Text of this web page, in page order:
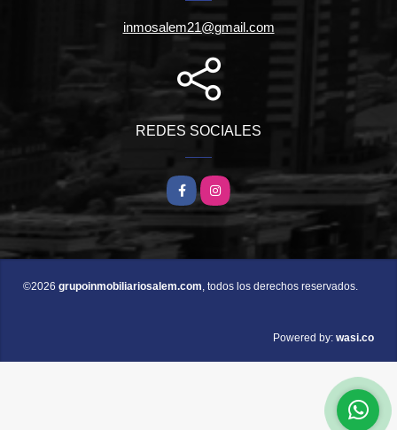
inmosalem21@gmail.com
REDES SOCIALES
FacebookInstagram
©2026 grupoinmobiliariosalem.com, todos los derechos reservados.
Powered by: wasi.co